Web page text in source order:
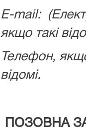
Е-mail:
якщо такі
Телефон,
відомі.
ПОЗОВНА